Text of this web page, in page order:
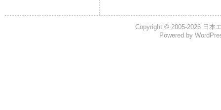
Copyright © 2005-2026 日本
Powered by